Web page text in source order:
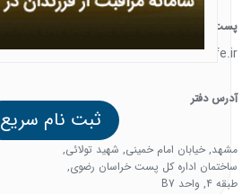
ثبت نام سریع
پست الکترونیک
support@familysafe.ir
آدرس دفتر
مشهد, خیابان امام خمینی, شهید تولائی,
ساختمان اداره کل پست خراسان رضوی,
طبقه 4, واحد B7